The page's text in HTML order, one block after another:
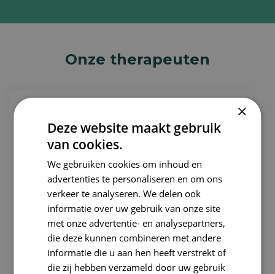
Onze therapeuten
×
Deze website maakt gebruik
van cookies.
We gebruiken cookies om inhoud en
advertenties te personaliseren en om ons
verkeer te analyseren. We delen ook
informatie over uw gebruik van onze site
met onze advertentie- en analysepartners,
die deze kunnen combineren met andere
informatie die u aan hen heeft verstrekt of
die zij hebben verzameld door uw gebruik